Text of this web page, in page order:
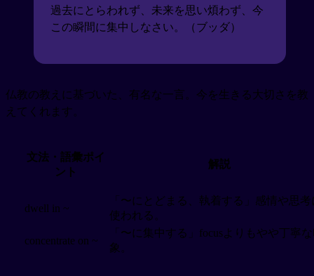
過去にとらわれず、未来を思い煩わず、今
この瞬間に集中しなさい。（ブッダ）
仏教の教えに基づいた、有名な一言。今を生きる大切さを教
えてくれます。
文法・語彙ポイ
ント
解説
dwell in ~
「〜にとどまる、執着する」感情や思考
使われる。
concentrate on ~
「〜に集中する」focusよりもやや丁寧
象。